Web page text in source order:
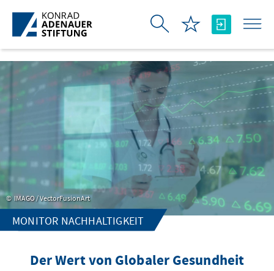
Skip to Main Content
IMAGO / VectorFusionArt
MONITOR NACHHALTIGKEIT
Der Wert von Globaler Gesundheit